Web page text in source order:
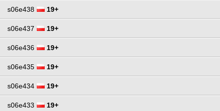
s06e438 19+
s06e437 19+
s06e436 19+
s06e435 19+
s06e434 19+
s06e433 19+